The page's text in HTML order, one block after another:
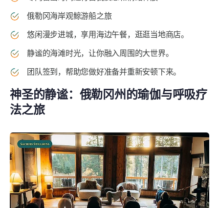
俄勒冈海岸观鲸游船之旅
悠闲漫步进城，享用海边午餐，逛逛当地商店。
静谧的海滩时光，让你融入周围的大世界。
团队签到，帮助您做好准备并重新安顿下来。
神圣的静谧：俄勒冈州的瑜伽与呼吸疗
法之旅